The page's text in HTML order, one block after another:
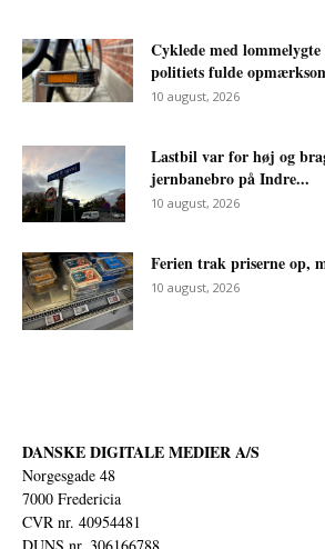
Cyklede med
politiets fulde
10 august, 2026
Lastbil var for høj og
jernbanebro på Indre...
10 august, 2026
Ferien trak priserne op,
10 august, 2026
DANSKE DIGITALE MEDIER A/S
Norgesgade 48
7000 Fredericia
CVR nr. 40954481
DUNS nr. 306166788